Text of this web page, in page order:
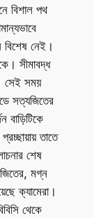
বিশাল পথ
বিশেষ নেই।
সীমাবদ্ধ
সেই সময়
সত্যজিতের
বাড়িটিকে
তাতে
শেষ
মগ্ন
ক্যামেরা।
থেকে